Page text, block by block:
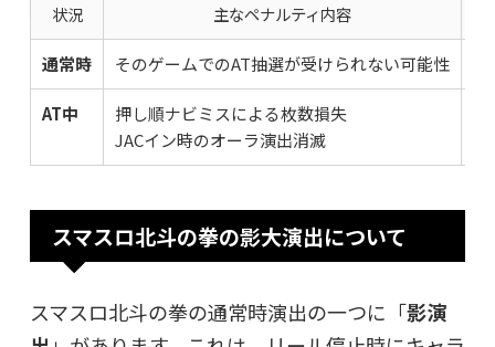
状況 主なペナルティ内容
通常時 そのゲームでのAT抽選が受けられない可能性
AT中
押し順ナビミスによる枚数損失
JACイン時のオーラ演出消滅
スマスロ北斗の拳の影大演出について
スマスロ北斗の拳の通常時演出の一つに「影演